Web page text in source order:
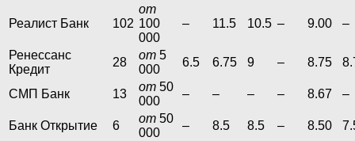
Реалист Банк 102
от
100
000
– 11.5 10.5 – 9.00 –
Ренессанс
Кредит
28
от 5
000
6.5 6.75 9 – 8.75
СМП Банк 13
от 50
000
– – – – 8.67 –
Банк Открытие 6
от 50
000
– 8.5 8.5 – 8.50